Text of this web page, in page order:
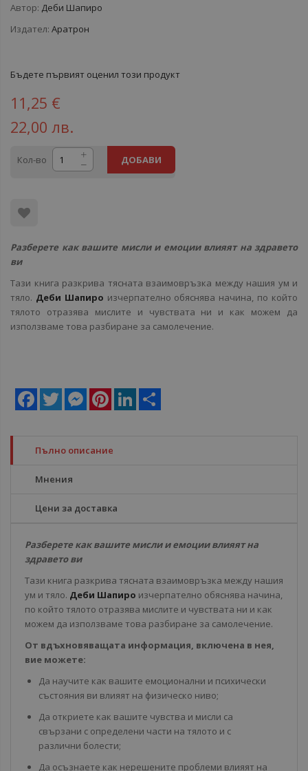
Автор: Деби Шапиро
Издател: Аратрон
Бъдете първият оценил този продукт
11,25 €
22,00 лв.
Кол-во ДОБАВИ
Разберете как вашите мисли и емоции влияят на здравето
ви
Тази книга разкрива тясната взаимовръзка между нашия ум и
тяло. Деби Шапиро изчерпателно обяснява начина, по който
тялото отразява мислите и чувствата ни и как можем да
използваме това разбиране за самолечение.
Facebook
Twitter MessengerPinterestLinkedIn
Пълно описание
Мнения
Цени за доставка
Разберете как вашите мисли и емоции влияят на
здравето ви
Тази книга разкрива тясната взаимовръзка между нашия
ум и тяло. Деби Шапиро изчерпателно обяснява начина,
по който тялото отразява мислите и чувствата ни и как
можем да използваме това разбиране за самолечение.
От вдъхновяващата информация, включена в нея,
вие можете:
Да научите как вашите емоционални и психически
състояния ви влияят на физическо ниво;
Да откриете как вашите чувства и мисли са
свързани с определени части на тялото и с
различни болести;
Да осъзнаете как нерешените проблеми влияят на